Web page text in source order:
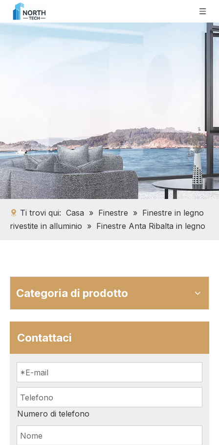
Ti trovi qui: Casa » Finestre » Finestre in legno
rivestite in alluminio » Finestre Anta Ribalta in legno
Categoria di prodotto
Contattaci
Numero di telefono